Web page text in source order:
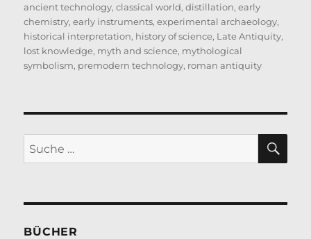
ancient technology,classical world,distillation,early
chemistry,early instruments,experimental archaeology,
historical interpretation, history of science, Late Antiquity,
lost knowledge, myth and science, mythological
symbolism, premodern technology, roman antiquity
Suche
nach:
BÜCHER